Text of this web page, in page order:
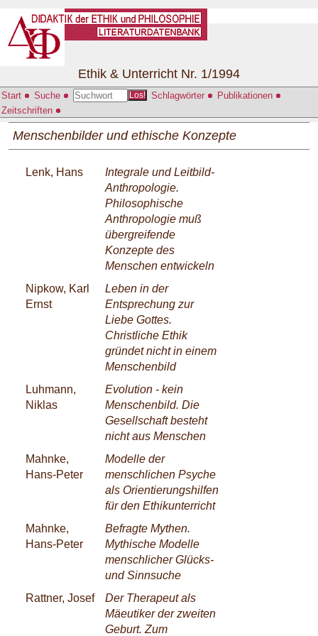
Start Suche Los! Schlagwörter
Publikationen
Zeitschriften
Ethik & Unterricht Nr. 1/1994
Menschenbilder und ethische Konzepte
Lenk, Hans
Integrale und Leitbild-
Anthropologie.
Philosophische
Anthropologie muß
übergreifende
Konzepte des
Menschen entwickeln
Nipkow, Karl
Ernst
Leben in der
Entsprechung zur
Liebe Gottes.
Christliche Ethik
gründet nicht in einem
Menschenbild
Luhmann,
Niklas
Evolution - kein
Menschenbild. Die
Gesellschaft besteht
nicht aus Menschen
Mahnke,
Hans-Peter
Modelle der
menschlichen Psyche
als Orientierungshilfen
für den Ethikunterricht
Mahnke,
Hans-Peter
Befragte Mythen.
Mythische Modelle
menschlicher Glücks-
und Sinnsuche
Rattner, Josef
Der Therapeut als
Mäeutiker der zweiten
Geburt. Zum